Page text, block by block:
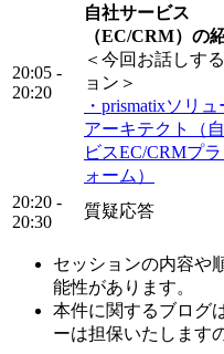
20:05 -
20:20
自社サービス
（EC/CRM）の
＜今回お話しす
ョン＞
・prismatixソリ
アーキテクト（
ビスEC/CRMプ
ォーム）
20:20 -
20:30
質疑応答
セッションの内容や
能性があります。
本件に関するブログ
ーは担保いたします